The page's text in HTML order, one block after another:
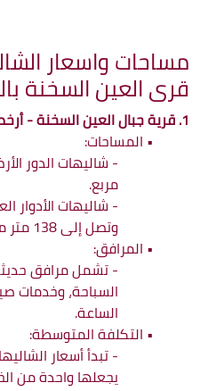
مساحات واسعار
قرى العين السخنة
1. قرية جبال العين السخنة - أرخص قرى بالعين السخنة
• المساحات:
مربع.
وتصل إلى 138 متر مربع.
• المرافق:
- تشمل مرافق
السباحة، وخدمات
الساعة.
• التكلفة المتوسطة:
يجعلها واحدة من